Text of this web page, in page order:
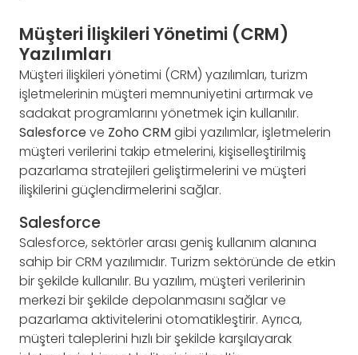
Müşteri İlişkileri Yönetimi (CRM)
Yazılımları
Müşteri ilişkileri yönetimi (CRM) yazılımları, turizm
işletmelerinin müşteri memnuniyetini artırmak ve
sadakat programlarını yönetmek için kullanılır.
Salesforceve Zoho CRMgibi yazılımlar, işletmelerin
müşteri verilerini takip etmelerini, kişiselleştirilmiş
pazarlama stratejileri geliştirmelerini ve müşteri
ilişkilerini güçlendirmelerini sağlar.
Salesforce
Salesforce, sektörler arası geniş kullanım alanına
sahip bir CRM yazılımıdır. Turizm sektöründe de etkin
bir şekilde kullanılır. Bu yazılım, müşteri verilerinin
merkezi bir şekilde depolanmasını sağlar ve
pazarlama aktivitelerini otomatikleştirir. Ayrıca,
müşteri taleplerini hızlı bir şekilde karşılayarak